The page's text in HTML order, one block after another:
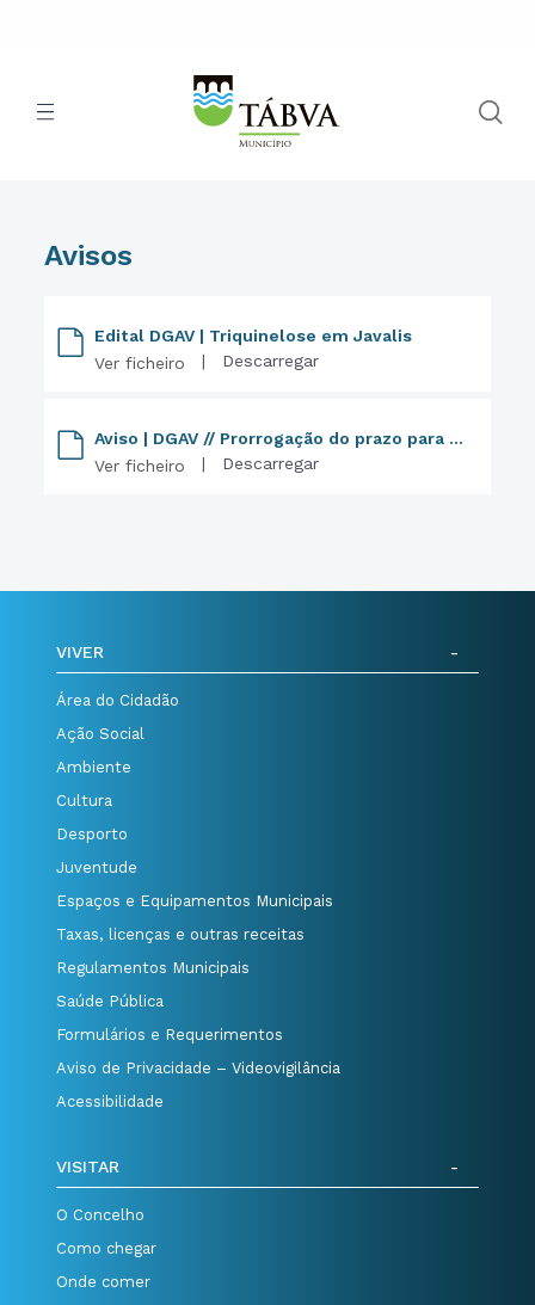
Avisos
Edital DGAV | Triquinelose em Javalis
Ver ficheiro
| Descarregar
Aviso | DGAV // Prorrogação do prazo para a declaração de existências da atividade apícola
Ver ficheiro
| Descarregar
VIVER
Área do Cidadão
Ação Social
Ambiente
Cultura
Desporto
Juventude
Espaços e Equipamentos Municipais
Taxas, licenças e outras receitas
Regulamentos Municipais
Saúde Pública
Formulários e Requerimentos
Aviso de Privacidade – Videovigilância
Acessibilidade
VISITAR
O Concelho
Como chegar
Onde comer